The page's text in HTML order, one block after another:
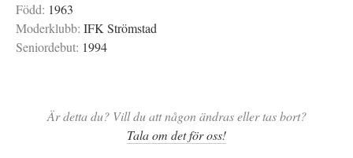
Född: 1963
Moderklubb: IFK Strömstad
Seniordebut: 1994
Är detta du? Vill du att någon ändras eller tas bort?
Tala om det för oss!